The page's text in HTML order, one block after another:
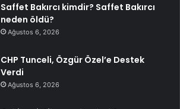
Saffet Bakırcı kimdir? Saffet Bakırcı
neden öldü?
Ağustos 6, 2026
CHP Tunceli, Özgür Özel’e Destek
Verdi
Ağustos 6, 2026